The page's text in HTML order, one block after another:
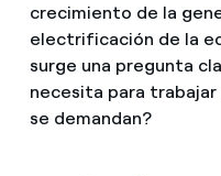
¿Cómo cambiar el
¿Has recibido una
compañía?
Climatización
Te ayudamos
crecimiento de la
electrificación de la
surge una pregunta
necesita para
se demandan?